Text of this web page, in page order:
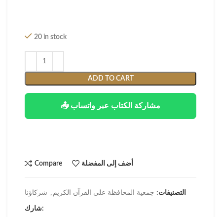
20 in stock
ADD TO CART
📤 مشاركة الكتاب عبر واتساب
Compare أضف إلى المفضلة
التصنيفات: جمعية المحافظة على القرآن الكريم , شركاؤنا
شارك: